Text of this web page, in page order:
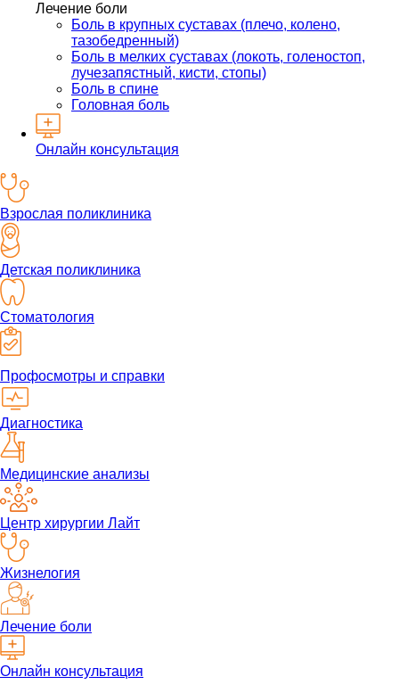
Лечение боли
Боль в крупных суставах (плечо, колено,
тазобедренный)
Боль в мелких суставах (локоть, голеностоп,
лучезапястный, кисти, стопы)
Боль в спине
Головная боль
Онлайн консультация
Взрослая поликлиника
Детская поликлиника
Стоматология
Профосмотры и справки
Диагностика
Медицинские анализы
Центр хирургии Лайт
Жизнелогия
Лечение боли
Онлайн консультация